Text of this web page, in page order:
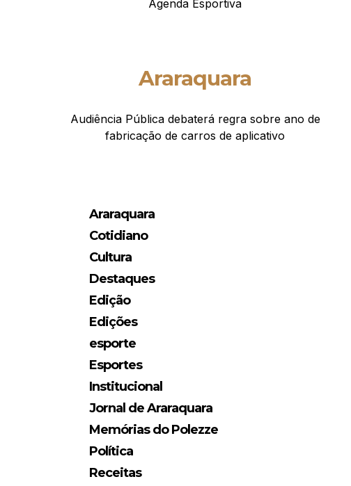
Agenda Esportiva
Araraquara
Audiência Pública debaterá regra sobre ano de
fabricação de carros de aplicativo
Araraquara
Cotidiano
Cultura
Destaques
Edição
Edições
esporte
Esportes
Institucional
Jornal de Araraquara
Memórias do Polezze
Política
Receitas